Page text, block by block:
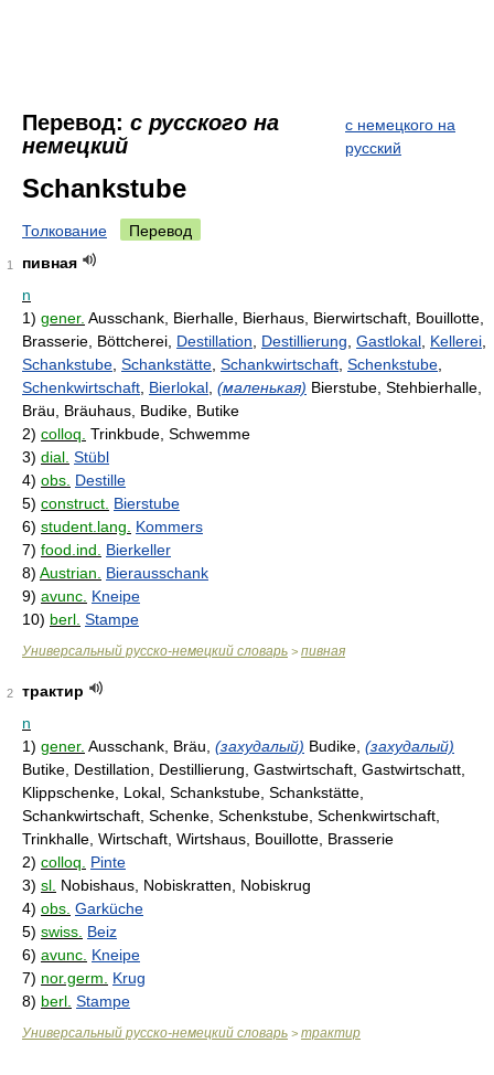
Перевод: с русского на
немецкий
с немецкого на
русский
Schankstube
Толкование Перевод
1
пивная
n
1) gener. Ausschank, Bierhalle, Bierhaus, Bierwirtschaft, Bouillotte,
Brasserie, Böttcherei, Destillation Destillierung Gastlokal Kellerei
Schankstube Schankstätte Schankwirtschaft Schenkstube
Schenkwirtschaft Bierlokal (маленькая) Bierstube, Stehbierhalle,
Bräu, Bräuhaus, Budike, Butike
2) colloq. Trinkbude, Schwemme
3) dial. Stübl
4) obs. Destille
5) construct. Bierstube
6) student.lang.
Kommers
7) food.ind.
Bierkeller
8) Austrian.
Bierausschank
9) avunc. Kneipe
10) berl. Stampe
Универсальный русско-немецкий словарь > пивная
2
трактир
n
1) gener. Ausschank, Bräu, (захудалый) Budike, (захудалый)
Butike, Destillation, Destillierung, Gastwirtschaft, Gastwirtschatt,
Klippschenke, Lokal, Schankstube, Schankstätte,
Schankwirtschaft, Schenke, Schenkstube, Schenkwirtschaft,
Trinkhalle, Wirtschaft, Wirtshaus, Bouillotte, Brasserie
2) colloq.
Pinte
3) sl. Nobishaus, Nobiskratten, Nobiskrug
4) obs. Garküche
5) swiss. Beiz
6) avunc. Kneipe
7) nor.germ.
Krug
8) berl. Stampe
Универсальный русско-немецкий словарь > трактир